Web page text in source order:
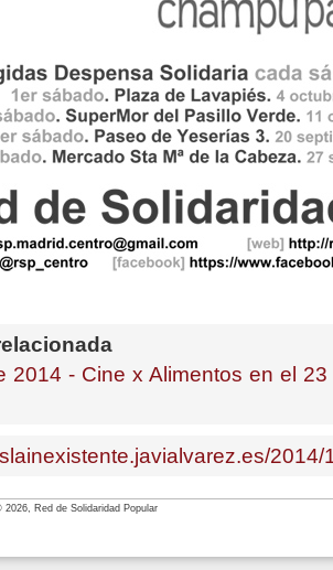
2014 - Cine x Alimentos en el
Red de Solidaridad Popular